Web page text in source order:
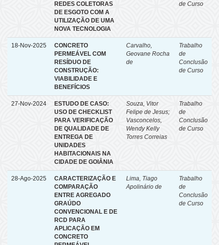
REDES COLETORAS
DE ESGOTO COM A
UTILIZAÇÃO DE UMA
NOVA TECNOLOGIA
de Curso
18-Nov-2025
CONCRETO
PERMEÁVEL COM
RESÍDUO DE
CONSTRUÇÃO:
VIABILIDADE E
BENEFÍCIOS
Carvalho,
Geovane Rocha
de
Trabalho
de
Conclusão
de Curso
27-Nov-2024
ESTUDO DE CASO:
USO DE CHECKLIST
PARA VERIFICAÇÃO
DE QUALIDADE DE
ENTREGA DE
UNIDADES
HABITACIONAIS NA
CIDADE DE GOIÂNIA
Souza, Vitor
Felipe de Jesus;
Vasconcelos,
Wendy Kelly
Torres Correias
Trabalho
de
Conclusão
de Curso
28-Ago-2025
CARACTERIZAÇÃO E
COMPARAÇÃO
ENTRE AGREGADO
GRAÚDO
CONVENCIONAL E DE
RCD PARA
APLICAÇÃO EM
CONCRETO
Lima, Tiago
Apolinário de
Trabalho
de
Conclusão
de Curso